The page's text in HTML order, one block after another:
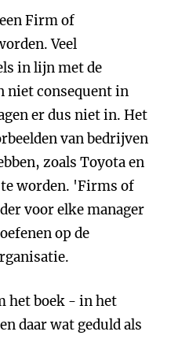
Firm of
Veel
in lijn met de
niet consequent in
er dus niet in. Het
van bedrijven
zoals Toyota en
worden. 'Firms of
voor elke manager
op de
het boek - in het
daar wat geduld als